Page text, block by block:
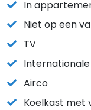
In
Niet op een
TV
Airco
Koelkast met